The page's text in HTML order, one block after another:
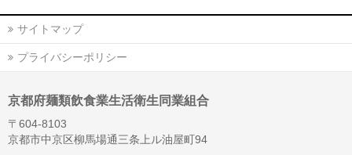
サイトマップ
プライバシーポリシー
京都府麺類飲食業生活衛生同業組合
〒604-8103
京都市中京区柳馬場通三条上ル油屋町94